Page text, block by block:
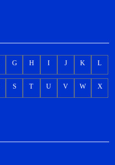
G H I J K L
S T U V W X